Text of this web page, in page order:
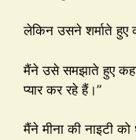
लेकिन उसने शर्माते हुए
मैंने उसे समझाते हुए
प्यार कर रहे हैं।”
मैंने मीना की नाइटी